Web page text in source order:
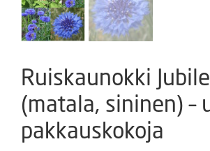
Ruiskaunokki
(matala, sininen) –
pakkauskokoja